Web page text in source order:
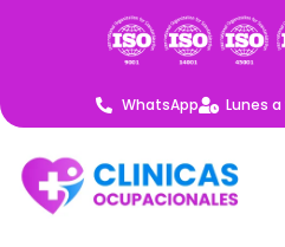
WhatsApp Lunes